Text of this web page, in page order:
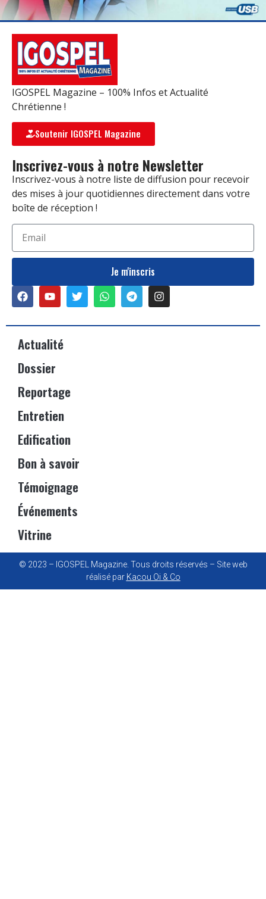
IGOSPEL Magazine – 100% Infos et Actualité
Chrétienne !
Soutenir IGOSPEL Magazine
Inscrivez-vous à notre Newsletter
Inscrivez-vous à notre liste de diffusion pour recevoir
des mises à jour quotidiennes directement dans votre
boîte de réception !
Je m'inscris
Actualité
Dossier
Reportage
Entretien
Edification
Bon à savoir
Témoignage
Événements
Vitrine
© 2023 – IGOSPEL Magazine. Tous droits réservés – Site web
réalisé par Kacou Oi & Co